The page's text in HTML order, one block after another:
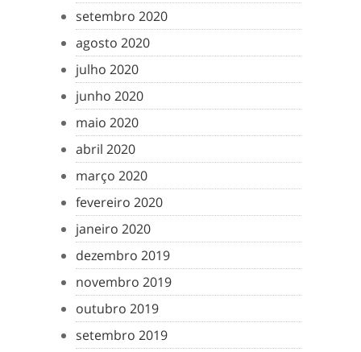
setembro 2020
agosto 2020
julho 2020
junho 2020
maio 2020
abril 2020
março 2020
fevereiro 2020
janeiro 2020
dezembro 2019
novembro 2019
outubro 2019
setembro 2019